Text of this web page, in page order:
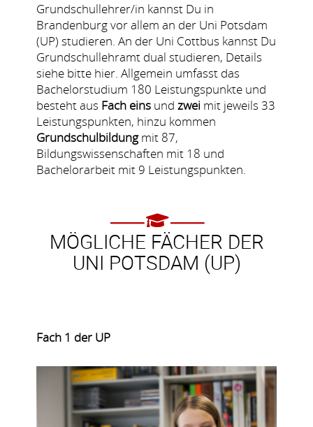
Grundschullehrer/in kannst Du in
Brandenburg vor allem an der Uni Potsdam
(UP) studieren. An der Uni Cottbus kannst Du
Grundschullehramt dual studieren, Details
siehe bitte hier. Allgemein umfasst das
Bachelorstudium 180 Leistungspunkte und
besteht aus Fach eins undzwei mit jeweils 33
Leistungspunkten, hinzu kommen
Grundschulbildungmit 87,
Bildungswissenschaften mit 18 und
Bachelorarbeit mit 9 Leistungspunkten.
MÖGLICHE FÄCHER DER
UNI POTSDAM (UP)
Fach 1 der UP